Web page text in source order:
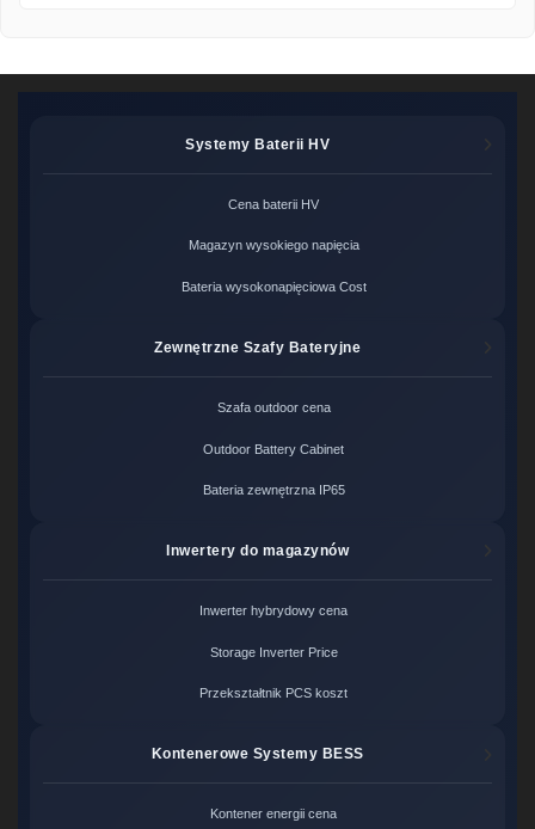
Systemy Baterii HV
Cena baterii HV
Magazyn wysokiego napięcia
Bateria wysokonapięciowa Cost
Zewnętrzne Szafy Bateryjne
Szafa outdoor cena
Outdoor Battery Cabinet
Bateria zewnętrzna IP65
Inwertery do magazynów
Inwerter hybrydowy cena
Storage Inverter Price
Przekształtnik PCS koszt
Kontenerowe Systemy BESS
Kontener energii cena